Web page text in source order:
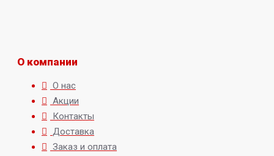
О компании
О нас
Акции
Контакты
Доставка
Заказ и оплата